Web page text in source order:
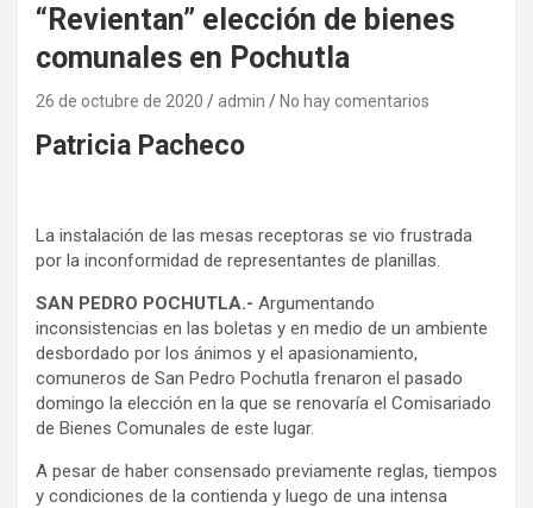
“Revientan” elección de bienes
comunales en Pochutla
26 de octubre de 2020 admin No hay comentarios
Patricia Pacheco
La instalación de las mesas receptoras se vio frustrada
por la inconformidad de representantes de planillas.
SAN PEDRO POCHUTLA.- Argumentando
inconsistencias en las boletas y en medio de un ambiente
desbordado por los ánimos y el apasionamiento,
comuneros de San Pedro Pochutla frenaron el pasado
domingo la elección en la que se renovaría el Comisariado
de Bienes Comunales de este lugar.
A pesar de haber consensado previamente reglas, tiempos
y condiciones de la contienda y luego de una intensa